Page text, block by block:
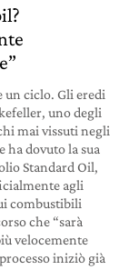
un ciclo. Gli eredi
uno degli
mai vissuti negli
ha dovuto la sua
Standard Oil,
agli
combustibili
che “sarà
velocemente
iniziò già